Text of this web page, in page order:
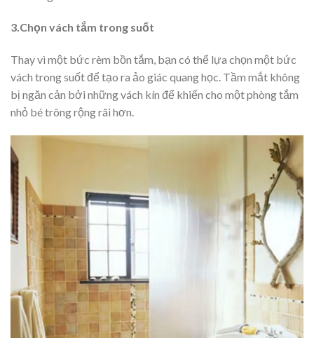
3.Chọn vách tắm trong suốt
Thay vì một bức rèm bồn tắm, bạn có thể lựa chọn một bức
vách trong suốt để tạo ra ảo giác quang học. Tầm mắt không
bị ngăn cản bởi những vách kín để khiến cho một phòng tắm
nhỏ bé trông rộng rãi hơn.